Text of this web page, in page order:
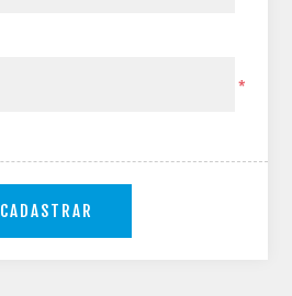
*
CADASTRAR